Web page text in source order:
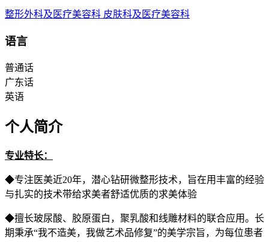
整形外科及医疗美容科 皮肤科及医疗美容科
语言
普通话
广东话
英语
个人简介
专业特长：
◆专注医美近20年，潜心钻研微整形技术，旨在用丰富的经验
与扎实的技术带给求美者舒适优质的求美体验
◆擅长玻尿酸、胶原蛋白，聚乳酸和线雕材料的联合应用。长
期秉承“我不造美，我做艺术品修复”的美学宗旨，为每位患者